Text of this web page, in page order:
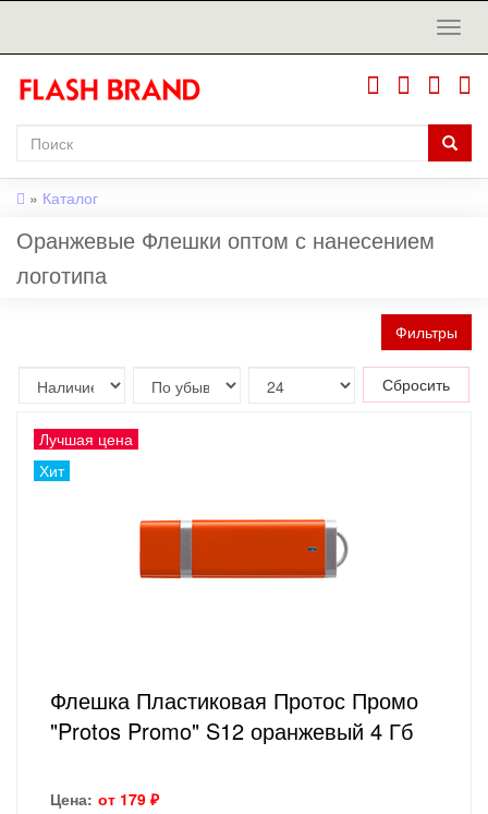
» Каталог
Оранжевые Флешки оптом с нанесением
логотипа
Фильтры
Сбросить
Лучшая цена
Хит
Флешка Пластиковая Протос Промо
"Protos Promo" S12 оранжевый 4 Гб
Цена: от 179 ₽